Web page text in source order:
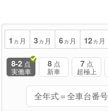
1 ヵ月 3ヵ月 6ヵ月 12ヵ月
8-2 点
実働車
8 点
新車
7 点
超極上